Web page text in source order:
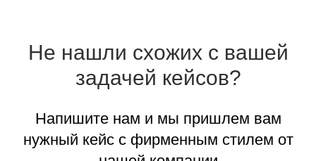
Не нашли схожих с вашей
задачей кейсов?
Напишите нам и мы пришлем вам
нужный кейс с фирменным стилем от